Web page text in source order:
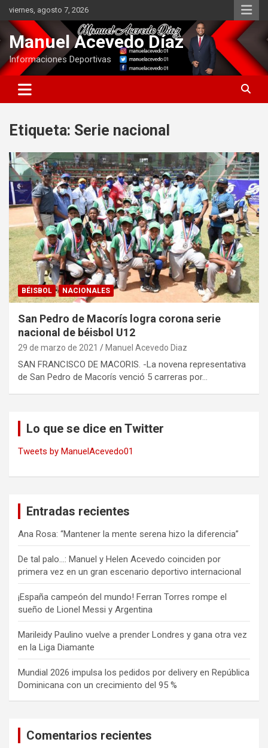
Saltar
contenido
viernes, agosto 7, 2026
Manuel Acevedo Díaz
Informaciones Deportivas
Etiqueta: Serie nacional
BÉISBOL NACIONALES
San Pedro de Macorís logra corona serie
nacional de béisbol U12
29 de marzo de 2021 Manuel Acevedo Diaz
SAN FRANCISCO DE MACORIS. -La novena representativa
de San Pedro de Macorís venció 5 carreras por…
Lo que se dice en Twitter
Tweets by ManuelAcevedo01
Entradas recientes
Ana Rosa: “Mantener la mente serena hizo la diferencia”
De tal palo…: Manuel y Helen Acevedo coinciden por
primera vez en un gran escenario deportivo internacional
¡España campeón del mundo! Ferran Torres rompe el
sueño de Lionel Messi y Argentina
Marileidy Paulino vuelve a prender Londres y gana otra vez
en la Liga Diamante
Mundial 2026 impulsa los pedidos por delivery en República
Dominicana con un crecimiento del 95 %
Comentarios recientes